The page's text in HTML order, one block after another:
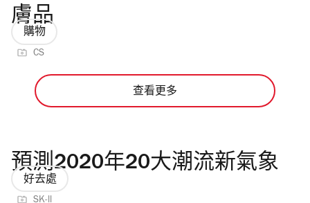
膚品
購物
CS
查看更多
預測2020年20大潮流新氣象
好去處
SK-ll